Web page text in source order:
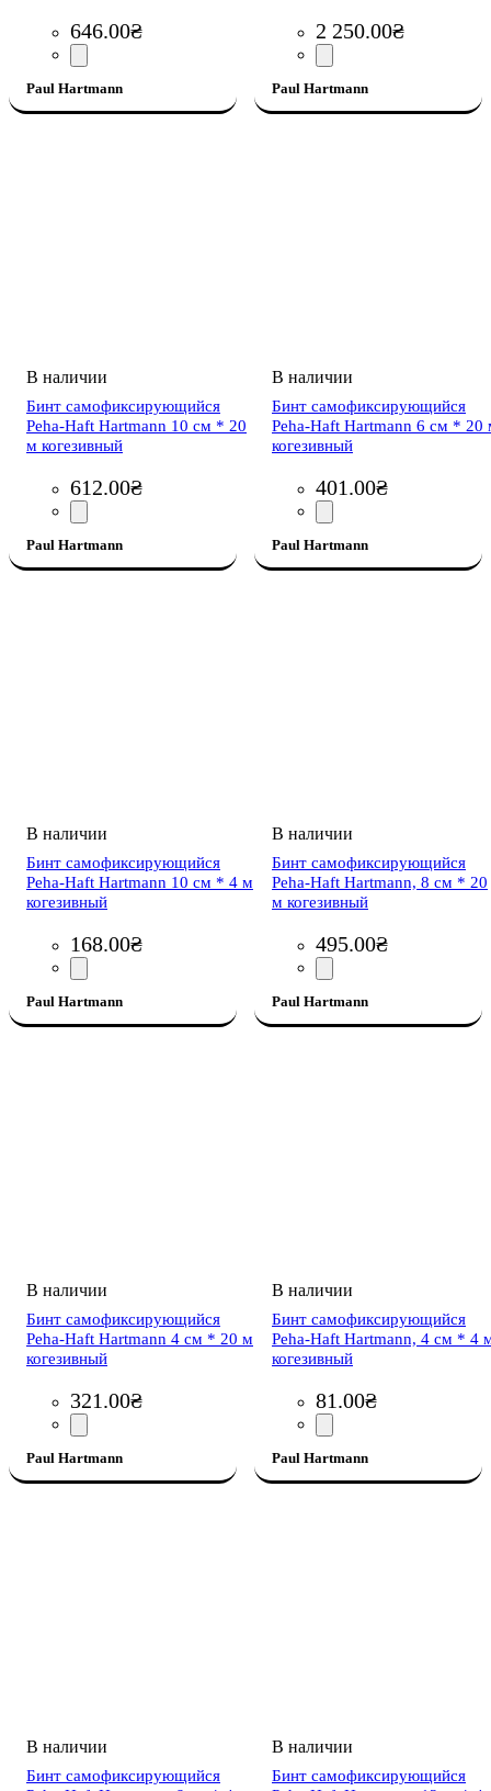
646.00₴
Paul Hartmann
2 250.00₴
Paul Hartmann
Бинт самофиксирующийся
Peha-Haft Hartmann 10 см * 20
м когезивный
612.00₴
Paul Hartmann
Бинт самофиксирующийся
Peha-Haft Hartmann 6 см * 20
когезивный
401.00₴
Paul Hartmann
Бинт самофиксирующийся
Peha-Haft Hartmann 10 см * 4 м
когезивный
168.00₴
Paul Hartmann
Бинт самофиксирующийся
Peha-Haft Hartmann, 8 см * 20
м когезивный
495.00₴
Paul Hartmann
Бинт самофиксирующийся
Peha-Haft Hartmann 4 см * 20 м
когезивный
321.00₴
Paul Hartmann
Бинт самофиксирующийся
Peha-Haft Hartmann, 4 см * 4
когезивный
81.00₴
Paul Hartmann
Бинт самофиксирующийся
Бинт самофиксирующийся